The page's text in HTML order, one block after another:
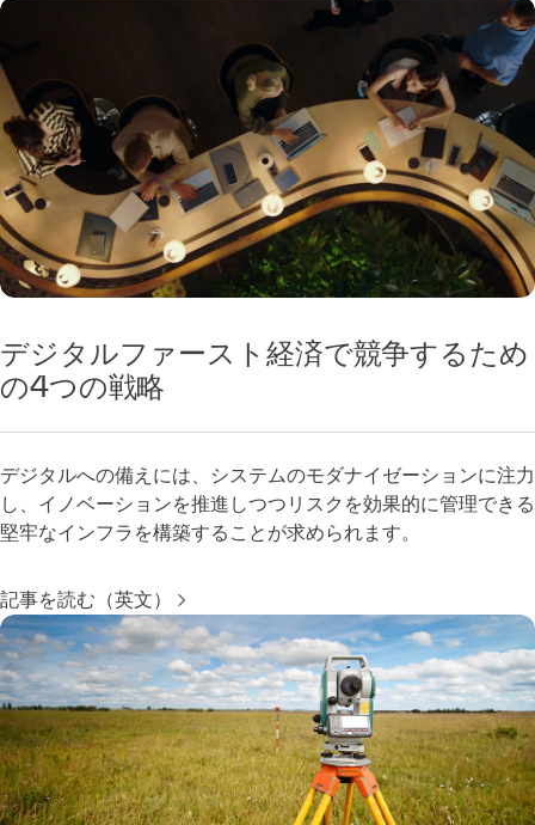
デジタルファースト経済で競争するため
の4つの戦略
デジタルへの備えには、システムのモダナイゼーションに注力
し、イノベーションを推進しつつリスクを効果的に管理できる
堅牢なインフラを構築することが求められます。
記事を読む（英文）